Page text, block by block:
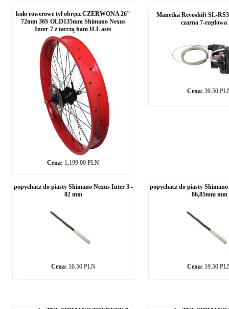
koło rowerowe tył obręcz CZERWONA 26"
72mm 36S OLD135mm Shimano Nexus
Inter-7 z tarczą ham ILL asts
Cena: 1,199.00 PLN
Manetka Revoshift SL-
czarna 7-rzędowa
Cena: 39.50
popychacz do piasty Shimano Nexus Inter 3 -
82 mm
Cena: 16.50 PLN
popychacz do piasty
86,85mm mm
Cena: 19.50